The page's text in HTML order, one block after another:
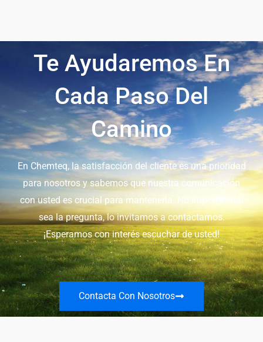
Te Ayudaremos En
Cada Paso Del
Camino
En Chemteq, la satisfacción del cliente es una prioridad
para nosotros y sabemos que nuestra comunicación
con usted es crucial para mantenerla. No importa cuál
sea la pregunta, lo invitamos a contactarnos.
¡Esperamos con interés escuchar de usted!
Contacta Con Nosotros